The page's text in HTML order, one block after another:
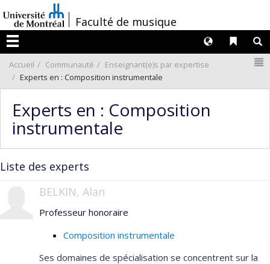
au
contenu
/Faculté de musique
Menu
Liens
Langues
Accueil Communauté
Enseignant(e)s par expertise
Experts en : Composition instrumentale
Experts en : Composition
instrumentale
Liste des experts
BELKIN, Alan
Professeur honoraire
Composition instrumentale
Ses domaines de spécialisation se concentrent sur la